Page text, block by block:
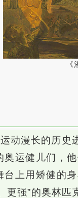
动漫长的历史
奥运健儿们，
台上用矫健的
更强”的奥林